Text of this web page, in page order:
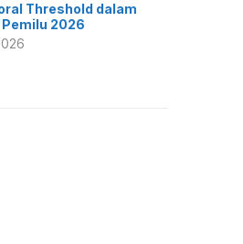
Threshold dalam
Pemilu 2026